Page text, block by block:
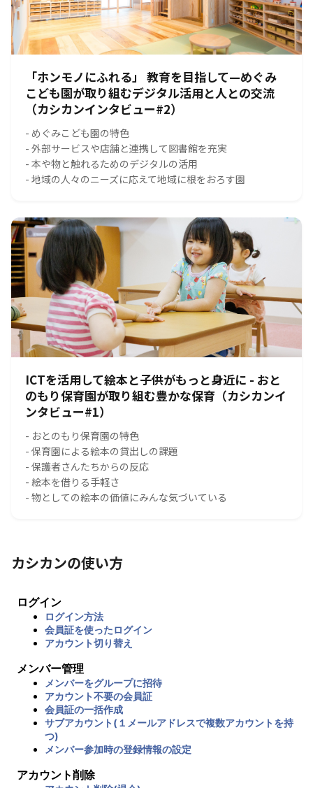
「ホンモノにふれる」 教育を目指して—めぐみ
こども園が取り組むデジタル活用と人との交流
（カシカンインタビュー#2）
- めぐみこども園の特色
- 外部サービスや店舗と連携して図書館を充実
- 本や物と触れるためのデジタルの活用
- 地域の人々のニーズに応えて地域に根をおろす園
ICTを活用して絵本と子供がもっと身近に - おと
のもり保育園が取り組む豊かな保育（カシカンイ
ンタビュー#1）
- おとのもり保育園の特色
- 保育園による絵本の貸出しの課題
- 保護者さんたちからの反応
- 絵本を借りる手軽さ
- 物としての絵本の価値にみんな気づいている
カシカンの使い方
ログイン
ログイン方法
会員証を使ったログイン
アカウント切り替え
メンバー管理
メンバーをグループに招待
アカウント不要の会員証
会員証の一括作成
サブアカウント(１メールアドレスで複数アカウントを持
つ)
メンバー参加時の登録情報の設定
アカウント削除